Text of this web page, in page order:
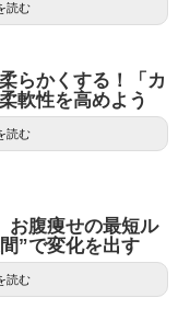
読む
らかくする！「カ
軟性を高めよう
読む
お腹痩せの最短ル
”で変化を出す
読む